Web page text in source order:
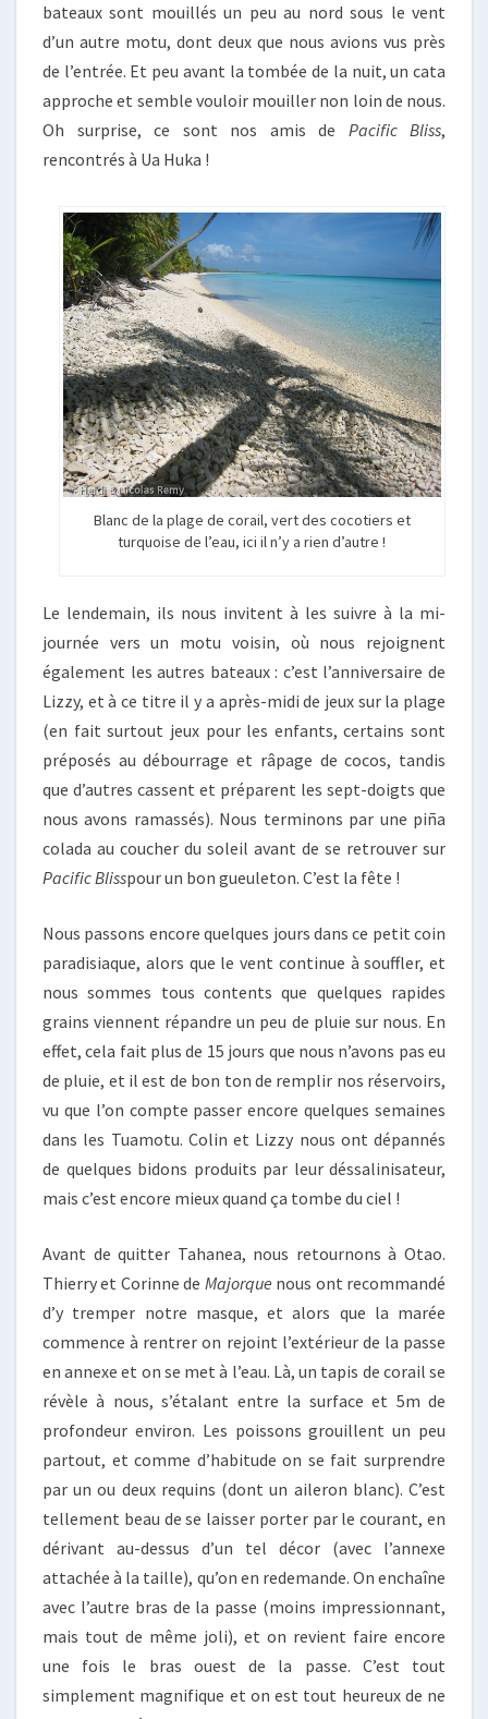
bateaux sont mouillés un peu au nord sous le vent
d’un autre motu, dont deux que nous avions vus près
de l’entrée. Et peu avant la tombée de la nuit, un cata
approche et semble vouloir mouiller non loin de nous.
Oh surprise, ce sont nos amis de Pacific Bliss,
rencontrés à Ua Huka !
Blanc de la plage de corail, vert des cocotiers et
turquoise de l’eau, ici il n’y a rien d’autre !
Le lendemain, ils nous invitent à les suivre à la mi-
journée vers un motu voisin, où nous rejoignent
également les autres bateaux : c’est l’anniversaire de
Lizzy, et à ce titre il y a après-midi de jeux sur la plage
(en fait surtout jeux pour les enfants, certains sont
préposés au débourrage et râpage de cocos, tandis
que d’autres cassent et préparent les sept-doigts que
nous avons ramassés). Nous terminons par une piña
colada au coucher du soleil avant de se retrouver sur
Pacific Blisspour un bon gueuleton. C’est la fête !
Nous passons encore quelques jours dans ce petit coin
paradisiaque, alors que le vent continue à souffler, et
nous sommes tous contents que quelques rapides
grains viennent répandre un peu de pluie sur nous. En
effet, cela fait plus de 15 jours que nous n’avons pas eu
de pluie, et il est de bon ton de remplir nos réservoirs,
vu que l’on compte passer encore quelques semaines
dans les Tuamotu. Colin et Lizzy nous ont dépannés
de quelques bidons produits par leur déssalinisateur,
mais c’est encore mieux quand ça tombe du ciel !
Avant de quitter Tahanea, nous retournons à Otao.
Thierry et Corinne de Majorque nous ont recommandé
d’y tremper notre masque, et alors que la marée
commence à rentrer on rejoint l’extérieur de la passe
en annexe et on se met à l’eau. Là, un tapis de corail se
révèle à nous, s’étalant entre la surface et 5m de
profondeur environ. Les poissons grouillent un peu
partout, et comme d’habitude on se fait surprendre
par un ou deux requins (dont un aileron blanc). C’est
tellement beau de se laisser porter par le courant, en
dérivant au-dessus d’un tel décor (avec l’annexe
attachée à la taille), qu’on en redemande. On enchaîne
avec l’autre bras de la passe (moins impressionnant,
mais tout de même joli), et on revient faire encore
une fois le bras ouest de la passe. C’est tout
simplement magnifique et on est tout heureux de ne